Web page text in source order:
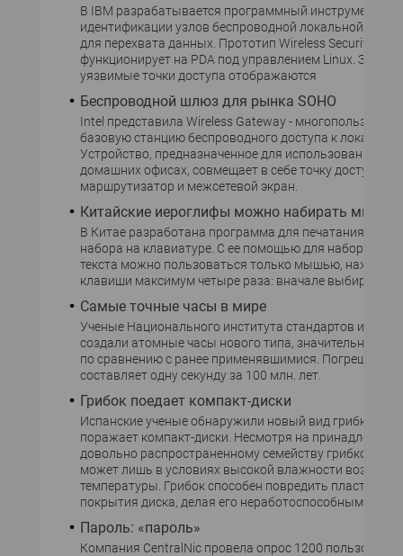
В IBM разрабатывается программный
идентификации узлов беспроводной локальной сети,
для перехвата данных. Прототип Wireless Security
функционирует на PDA под управлением Linux.
уязвимые точки доступа отображаются
Беспроводной шлюз для рынка SOHO
Intel представила Wireless Gateway -
базовую станцию беспроводного доступа к
Устройство, предназначенное для использования в
домашних офисах, совмещает в себе точку доступа,
маршрутизатор и межсетевой экран.
Китайские иероглифы можно набирать мышью
В Китае разработана программа для печатания
набора на клавиатуре. С ее помощью для набора
текста можно пользоваться только мышью, нажимая
клавиши максимум четыре раза: вначале выбирается
Самые точные часы в мире
Ученые Национального института стандартов и
создали атомные часы нового типа, значительно
по сравнению с ранее применявшимися. Погрешность
составляет одну секунду за 100 млн. лет.
Грибок поедает компакт-диски
Испанские ученые обнаружили новый вид грибка,
поражает компакт-диски. Несмотря на
довольно распространенному семейству грибков,
может лишь в условиях высокой влажности воздуха и
температуры. Грибок способен повредить
покрытия диска, делая его неработоспособным.
Пароль: «пароль»
Компания CentralNic провела опрос 1200